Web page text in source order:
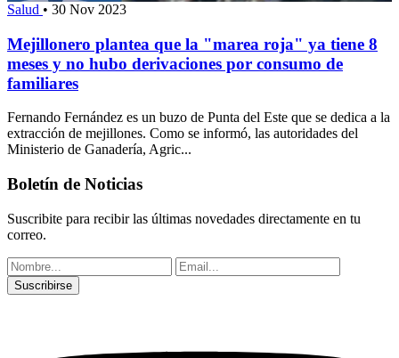
Salud • 30 Nov 2023
Mejillonero plantea que la "marea roja" ya tiene 8
meses y no hubo derivaciones por consumo de
familiares
Fernando Fernández es un buzo de Punta del Este que se dedica a la
extracción de mejillones. Como se informó, las autoridades del
Ministerio de Ganadería, Agric...
Boletín de Noticias
Suscribite para recibir las últimas novedades directamente en tu
correo.
Suscribirse